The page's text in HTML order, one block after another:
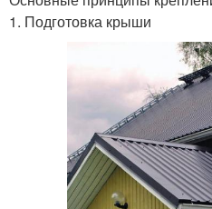
1. Подготовка крыши